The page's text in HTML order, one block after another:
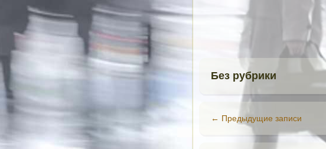
Без рубрики
← Предыдущие записи